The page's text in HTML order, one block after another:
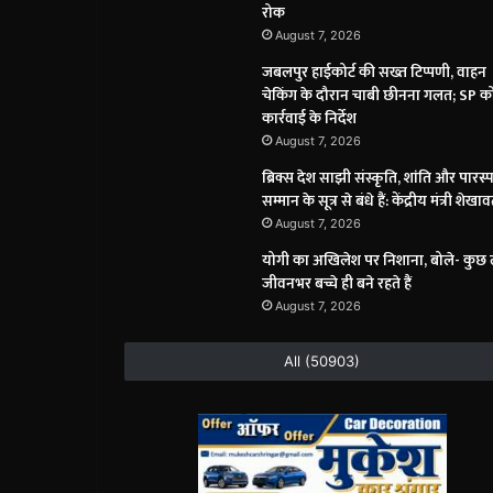
रोक
August 7, 2026
जबलपुर हाईकोर्ट की सख्त टिप्पणी, वाहन
चेकिंग के दौरान चाबी छीनना गलत; SP
कार्रवाई के निर्देश
August 7, 2026
ब्रिक्स देश साझी संस्कृति, शांति और
सम्मान के सूत्र से बंधे हैं: केंद्रीय मंत्री
August 7, 2026
योगी का अखिलेश पर निशाना, बोले- कुछ
जीवनभर बच्चे ही बने रहते हैं
August 7, 2026
All (50903)